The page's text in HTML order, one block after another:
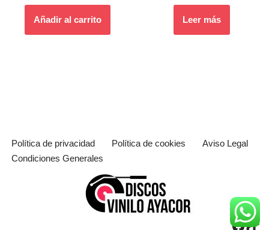
Añadir al carrito Leer más
Política de privacidad Política de cookies
Aviso Legal
Condiciones Generales